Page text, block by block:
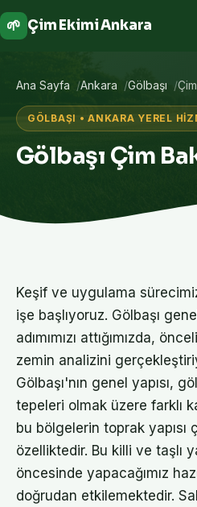
🌱 Çim Ekimi Ankara
Ana Sayfa Ankara Gölbaşı
GÖLBAŞI • ANKARA YEREL
Gölbaşı Çim
Keşif ve uygulama
işe başlıyoruz. Gölbaşı
adımımızı attığımızda,
zemin analizini
Gölbaşı'nın genel yapısı,
tepeleri olmak üzere farklı
bu bölgelerin toprak yapısı
özelliktedir. Bu killi ve taşlı
öncesinde yapacağımız
doğrudan etkilemektedir.